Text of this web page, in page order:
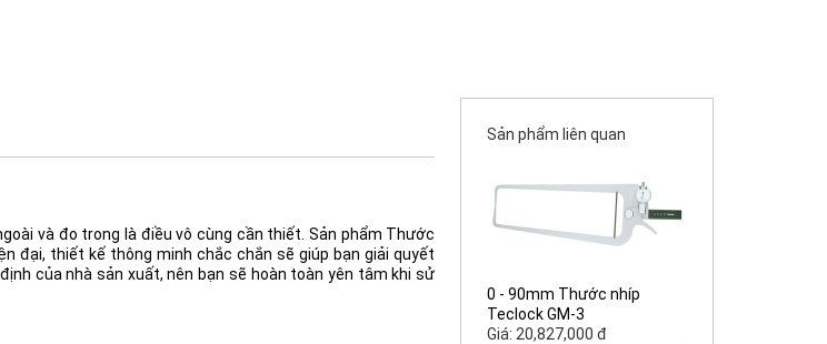
và đo trong là điều vô cùng cần thiết. Sản phẩm Thước
đại, thiết kế thông minh chắc chắn sẽ giúp bạn giải quyết
của nhà sản xuất, nên bạn sẽ hoàn toàn yên tâm khi sử
Sản phẩm liên quan
0 - 90mm Thước nhíp
Teclock GM-3
Giá: 20,827,000 đ